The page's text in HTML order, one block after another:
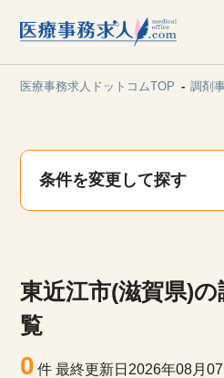
見学会・イベント情報
医療事務求人ドットコムTOP 調剤
条件を変更して探す
東近江市(滋賀県)
覧
0 件最終更新日2026年08月07
所在地のエリアを選択して
各支店担当よりご連絡させていただ
関東
甲信越・北陸
九州・沖縄